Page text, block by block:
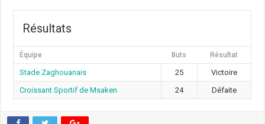
Résultats
Équipe Buts Résultat
Stade Zaghouanais 25
Victoire
Croissant Sportif de Msaken
24 Défaite